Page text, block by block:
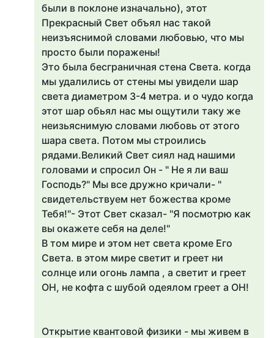
были в поклоне изначально), этот
Прекрасный Свет объял нас такой
неизъяснимой словами любовью, что мы
просто были поражены!
Это была бесграничная стена Света. когда
мы удалились от стены мы увидели шар
света диаметром 3-4 метра. и о чудо когда
этот шар обьял нас мы ощутили таку же
неизьяснимую словами любовь от этого
шара света. Потом мы строились
рядами.Великий Свет сиял над нашими
головами и спросил Он - " Не я ли ваш
Господь?" Мы все дружно кричали- "
свидетельствуем нет божества кроме
Тебя!"- Этот Свет сказал- "Я посмотрю как
вы окажете себя на деле!"
В том мире и этом нет света кроме Его
Света. в этом мире светит и греет ни
солнце или огонь лампа , а светит и греет
ОН, не кофта с шубой одеялом греет а ОН!
Открытие квантовой физики - мы живем в